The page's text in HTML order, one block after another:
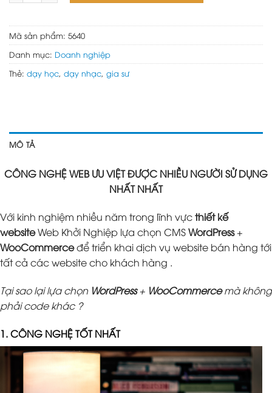
Mã sản phẩm: 5640
Danh mục: Doanh nghiệp
Thẻ: dạy học, dạy nhạc, gia sư
MÔ TẢ
CÔNG NGHỆ WEB ƯU VIỆT ĐƯỢC NHIỀU NGƯỜI SỬ DỤNG
NHẤT NHẤT
Với kinh nghiệm nhiều năm trong lĩnh vựcthiết kế
websiteWeb Khởi Nghiệp lựa chọn CMSWordPress+
WooCommerceđể triển khai dịch vụ website bán hàng tới
tất cả các website cho khách hàng .
Tại sao lại lựa chọn WordPress+ WooCommercemà không
phải code khác ?
1. CÔNG NGHỆ TỐT NHẤT